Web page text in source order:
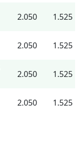
2.050 1.525
2.050 1.525
2.050 1.525
2.050 1.525